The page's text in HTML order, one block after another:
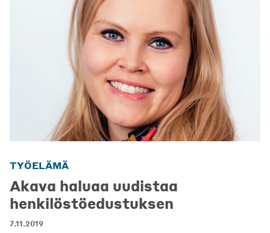
TYÖELÄMÄ
Akava haluaa uudistaa
henkilöstöedustuksen
7.11.2019